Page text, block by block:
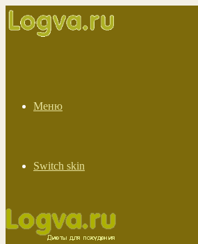
Меню
Switch skin